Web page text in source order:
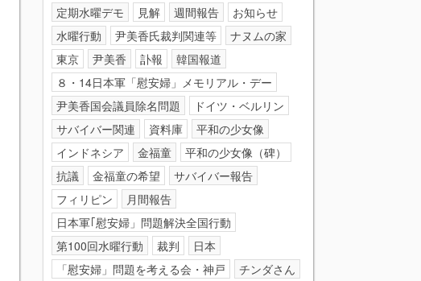
定期水曜デモ
見解 週間報告
お知らせ
水曜行動
尹美香氏裁判関連等
ナヌムの家
東京
尹美香 訃報
韓国報道
８・14日本軍「慰安婦」メモリアル・デー
尹美香国会議員除名問題
ドイツ・ベルリン
サバイバー関連
資料庫
平和の少女像
インドネシア
金福童
平和の少女像（碑）
抗議
金福童の希望
サバイバー報告
フィリピン
月間報告
日本軍｢慰安婦」問題解決全国行動
第100回水曜行動
裁判
日本
「慰安婦」問題を考える会・神戸
チンダさん